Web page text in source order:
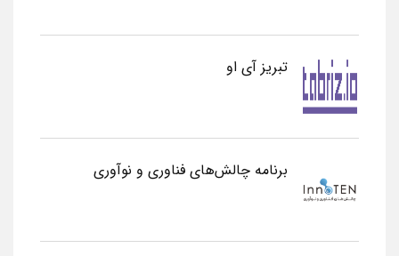
تبریز آی او
برنامه چالش‌های فناوری و نوآوری